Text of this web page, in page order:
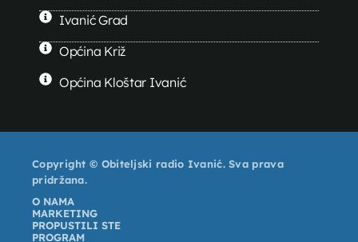
Ivanić Grad
Općina Križ
Općina Kloštar Ivanić
Copyright © Obiteljski radio Ivanić. Sva prava
pridržana.
O NAMA
MARKETING
PROPUSTILI STE
PROGRAM